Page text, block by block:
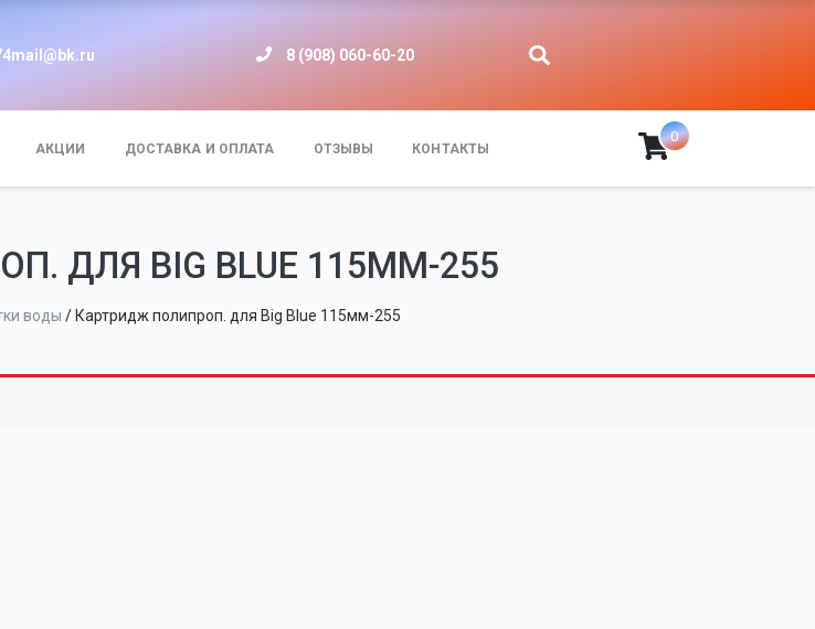
8 (908) 060-60-20
АКЦИИ ДОСТАВКА И ОПЛАТА ОТЗЫВЫ КОНТАКТЫ
0
ДЛЯ BIG BLUE 115ММ-255
воды / Картридж полипроп. для Big Blue 115мм-255